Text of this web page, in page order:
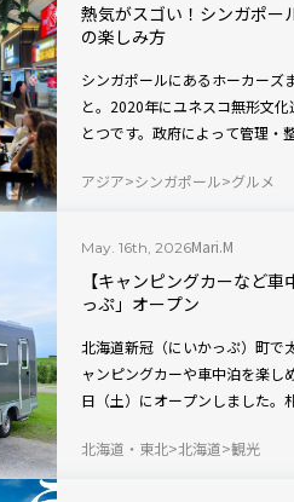
熱気がスゴい！シンガポー
の楽しみ方
シンガポールにあるホーカーズ
と。2020年にユネスコ無形文
とつです。政府によって管理・
るホーカーズの中から、立地も
訪れる前に知っておきたいポイ
アジア シンガポール グルメ
May. 16th, 2026Mari.M
【キャンピングカーなど
っぷ」オープン
北海道新冠（にいかっぷ）町で
ャンピングカーや車中泊を楽し
日（土）にオープンしました。
北海道・東北 北海道 観光